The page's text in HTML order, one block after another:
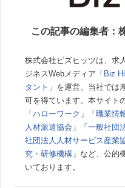
この記事の編集者：
株式会社ビズヒッツは、求
ジネスWebメディア「 Biz
タント 」を運営。当社では
可を得ています。本サイト
「 ハローワーク 」「 職業情
人材派遣協会 」「 一般社団
社団法人人材サービス産業
究・研修機構 」など、公的
いております。